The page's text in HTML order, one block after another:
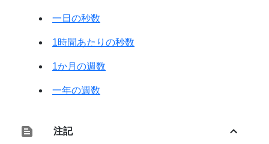
一日の秒数
1時間あたりの秒数
1か月の週数
一年の週数
注記